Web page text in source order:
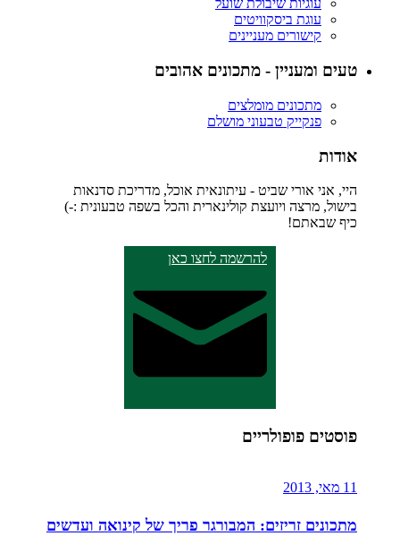
עוגיות שיבולת שועל
עוגת ביסקוויטים
קישורים מעניינים
טעים ומעניין - מתכונים אהובים
מתכונים מומלצים
פנקייק טבעוני מושלם
אודות
היי, אני אורי שביט - עיתונאית אוכל, מדריכת סדנאות
בישול, מרצה ויועצת קולינארית והכל בשפה טבעונית :-)
כיף שבאתם!
להרשמה לחצו כאן
פוסטים פופולריים
11 מאי, 2013
מתכונים זריזים: המבורגר פריך של קינואה ועדשים